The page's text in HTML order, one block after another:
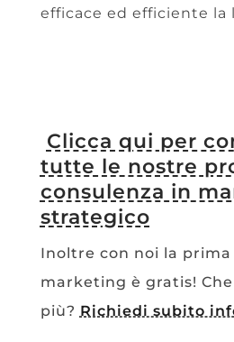
efficace ed efficiente la
Clicca qui per
tutte le nostre
consulenza in
strategico
Inoltre con noi la prima
marketing è gratis!
più? Richiedi subito